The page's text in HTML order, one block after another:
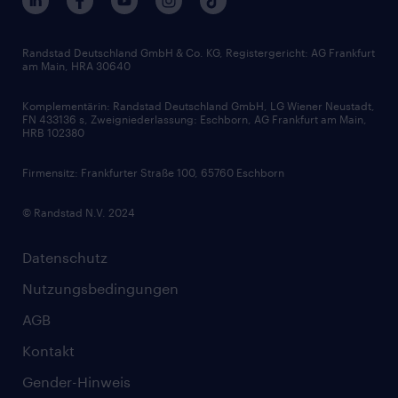
FAQ - Bewerber / Kunden
Zertifikate und Auszeichnungen
Gehaltsthemen
Bewerbungsratgeber
Soft Skills
Skills
Datenschutz
Nutzungsbedingungen
AGB
Kontakt
Gender-Hinweis
Randstad Deutschland GmbH & Co. KG, Registergericht: AG Frankfurt
am Main, HRA 30640
Komplementärin: Randstad Deutschland GmbH, LG Wiener Neustadt,
FN 433136 s, Zweigniederlassung: Eschborn, AG Frankfurt am Main,
HRB 102380
Firmensitz: Frankfurter Straße 100, 65760 Eschborn
© Randstad N.V. 2024